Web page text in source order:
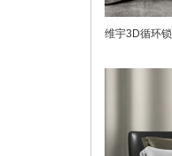
维宇3D循环